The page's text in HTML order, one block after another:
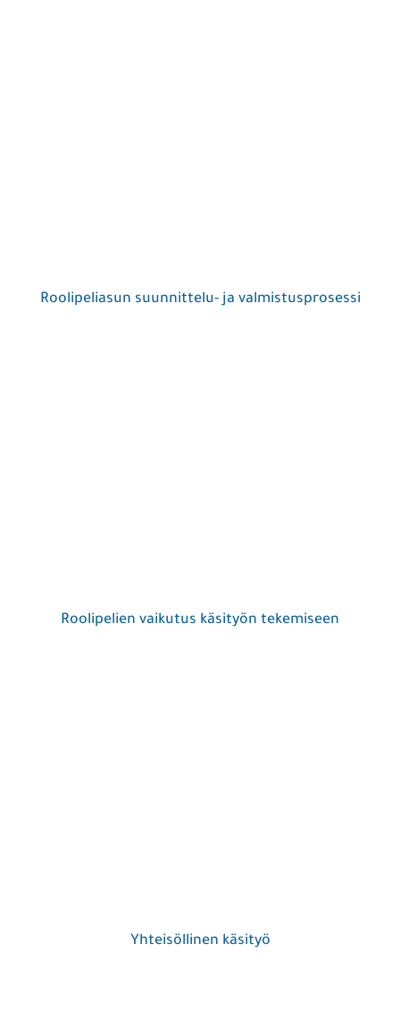
Roolipeliasun suunnittelu- ja valmistusprosessi
Roolipelien vaikutus käsityön tekemiseen
Yhteisöllinen käsityö